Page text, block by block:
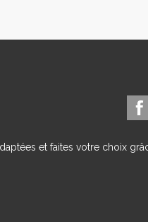
et faites votre choix